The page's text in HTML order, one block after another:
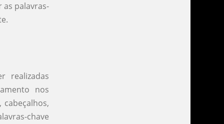
as palavras-
realizadas
nos
chave